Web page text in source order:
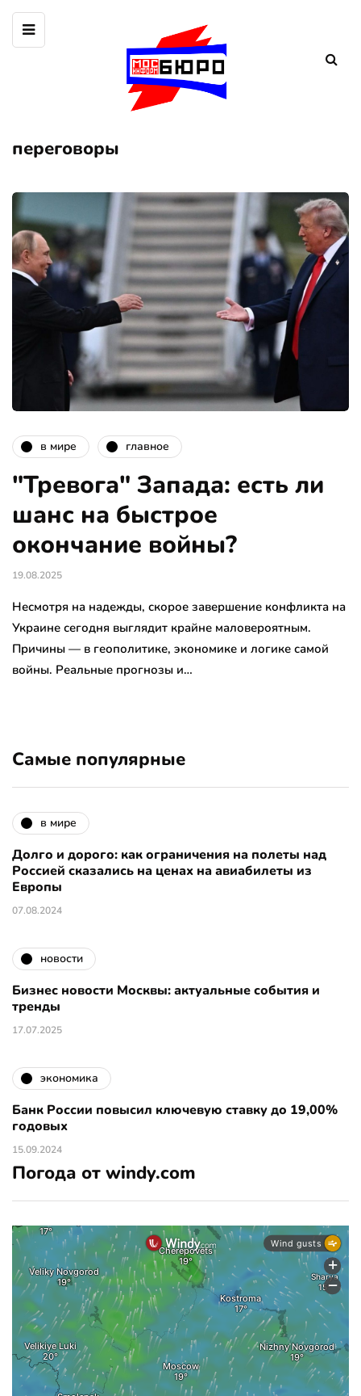
переговоры
в мире главное
"Тревога" Запада: есть ли
шанс на быстрое
окончание войны?
19.08.2025
Несмотря на надежды, скорое завершение конфликта на
Украине сегодня выглядит крайне маловероятным.
Причины — в геополитике, экономике и логике самой
войны. Реальные прогнозы и…
Самые популярные
в мире
Долго и дорого: как ограничения на полеты над
Россией сказались на ценах на авиабилеты из
Европы
07.08.2024
новости
Бизнес новости Москвы: актуальные события и
тренды
17.07.2025
экономика
Банк России повысил ключевую ставку до 19,00%
годовых
15.09.2024
Погода от windy.com